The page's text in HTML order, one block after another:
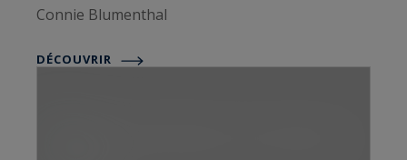
Connie Blumenthal
DÉCOUVRIR